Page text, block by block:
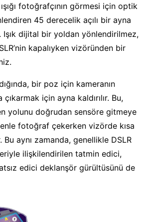
fotoğrafçının görmesi için optik
45 derecelik açılı bir ayna
Işık dijital bir yoldan yönlendirilmez,
kapalıyken vizöründen bir
bir poz için kameranın
için ayna kaldırılır. Bu,
yolunu doğrudan sensöre gitmeye
fotoğraf çekerken vizörde kısa
aynı zamanda, genellikle DSLR
ilişkilendirilen tatmin edici,
edici deklanşör gürültüsünü de